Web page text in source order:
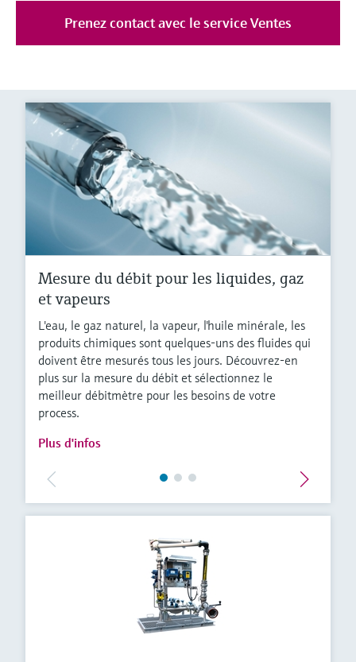
Prenez contact avec le service Ventes
Mesure du débit pour les liquides, gaz
et vapeurs
L'eau, le gaz naturel, la vapeur, l'huile minérale, les
produits chimiques sont quelques-uns des fluides qui
doivent être mesurés tous les jours. Découvrez-en
plus sur la mesure du débit et sélectionnez le
meilleur débitmètre pour les besoins de votre
process.
Plus d'infos